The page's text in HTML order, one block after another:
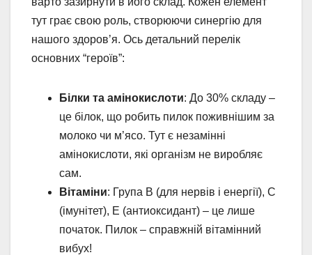
тут грає свою роль, створюючи синергію для
нашого здоров’я. Ось детальний перелік
основних “героїв”:
Білки та амінокислоти: До 30% складу –
це білок, що робить пилок поживнішим за
молоко чи м’ясо. Тут є незамінні
амінокислоти, які організм не виробляє
сам.
Вітаміни: Група B (для нервів і енергії), C
(імунітет), E (антиоксидант) – це лише
початок. Пилок – справжній вітамінний
вибух!